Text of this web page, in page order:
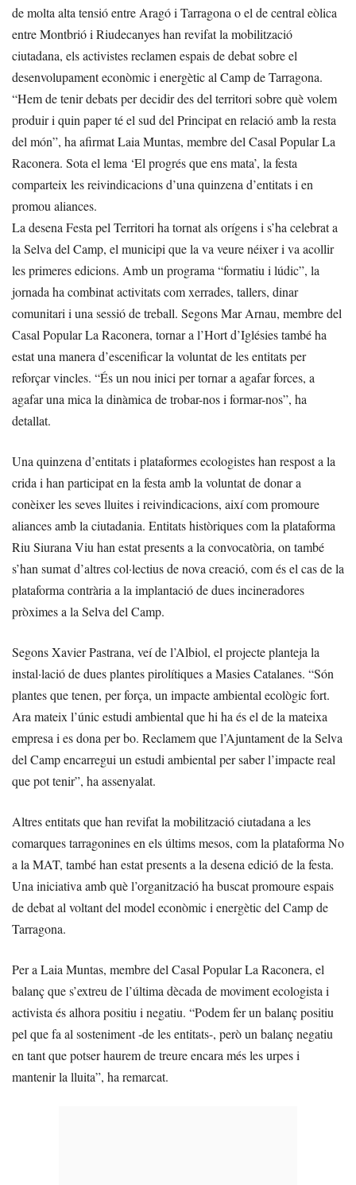
de molta alta tensió entre Aragó i Tarragona o el de central eòlica
entre Montbrió i Riudecanyes han revifat la mobilització
ciutadana, els activistes reclamen espais de debat sobre el
desenvolupament econòmic i energètic al Camp de Tarragona.
“Hem de tenir debats per decidir des del territori sobre què volem
produir i quin paper té el sud del Principat en relació amb la resta
del món”, ha afirmat Laia Muntas, membre del Casal Popular La
Raconera. Sota el lema ‘El progrés que ens mata’, la festa
comparteix les reivindicacions d’una quinzena d’entitats i en
promou aliances.
La desena Festa pel Territori ha tornat als orígens i s’ha celebrat a
la Selva del Camp, el municipi que la va veure néixer i va acollir
les primeres edicions. Amb un programa “formatiu i lúdic”, la
jornada ha combinat activitats com xerrades, tallers, dinar
comunitari i una sessió de treball. Segons Mar Arnau, membre del
Casal Popular La Raconera, tornar a l’Hort d’Iglésies també ha
estat una manera d’escenificar la voluntat de les entitats per
reforçar vincles. “És un nou inici per tornar a agafar forces, a
agafar una mica la dinàmica de trobar-nos i formar-nos”, ha
detallat.
Una quinzena d’entitats i plataformes ecologistes han respost a la
crida i han participat en la festa amb la voluntat de donar a
conèixer les seves lluites i reivindicacions, així com promoure
aliances amb la ciutadania. Entitats històriques com la plataforma
Riu Siurana Viu han estat presents a la convocatòria, on també
s’han sumat d’altres col·lectius de nova creació, com és el cas de la
plataforma contrària a la implantació de dues incineradores
pròximes a la Selva del Camp.
Segons Xavier Pastrana, veí de l’Albiol, el projecte planteja la
instal·lació de dues plantes pirolítiques a Masies Catalanes. “Són
plantes que tenen, per força, un impacte ambiental ecològic fort.
Ara mateix l’únic estudi ambiental que hi ha és el de la mateixa
empresa i es dona per bo. Reclamem que l’Ajuntament de la Selva
del Camp encarregui un estudi ambiental per saber l’impacte real
que pot tenir”, ha assenyalat.
Altres entitats que han revifat la mobilització ciutadana a les
comarques tarragonines en els últims mesos, com la plataforma No
a la MAT, també han estat presents a la desena edició de la festa.
Una iniciativa amb què l’organització ha buscat promoure espais
de debat al voltant del model econòmic i energètic del Camp de
Tarragona.
Per a Laia Muntas, membre del Casal Popular La Raconera, el
balanç que s’extreu de l’última dècada de moviment ecologista i
activista és alhora positiu i negatiu. “Podem fer un balanç positiu
pel que fa al sosteniment -de les entitats-, però un balanç negatiu
en tant que potser haurem de treure encara més les urpes i
mantenir la lluita”, ha remarcat.